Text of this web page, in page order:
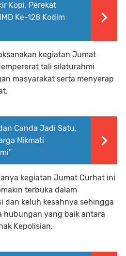
Kopi, Perekat
Ke-128 Kodim
kegiatan Jumat
tali silaturahmi
masyarakat serta menyerap
Canda Jadi Satu,
Nikmati
kegiatan Jumat Curhat ini
terbuka dalam
dan keluh kesahnya sehingga
hubungan yang baik antara
Kepolisian.